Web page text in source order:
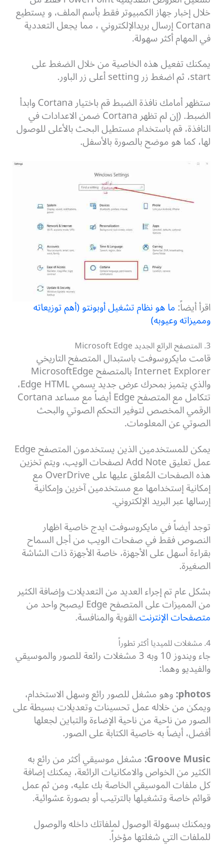
خلال إخبار جهاز الكمبيوتر فقط بأسم الملف، و يستطيع
Cortana إرسال بريدالإلكتروني ، مما يجعل التعددية
في المهام أكثر سهولة.
يمكنك تفعيل هذه الخاصية من خلال الضغط على
start، ثم اضغط زر setting أعلى زر الباور.
ستظهر أمامك نافذة الضبط قم باختيار Cortana وابدأ
الضبط. (إن لم تظهر Cortana ضمن الاعدادات في
النافذة، قم باستخدام مستطيل البحث بالأعلى للوصول
لها، كما هو موضح بالصورة بالأسفل.
اقرأ أيضاً:ما هو نظام تشغيل أوبونتو (أهم توزيعاته
ومميزاته وعيوبه)
3. المتصفح الرائع الجديد Microsoft Edge
قامت مايكروسوفت باستبدال المتصفح التاريخي
Internet Explorer بالمتصفح MicrosoftEdge
والذي يتميز بمحرك عرض جديد يسمي Edge HTML،
تتكامل مع المتصفح Edge أيضاً مع مساعد Cortana
الرقمي المخصص لتوفير التحكم الصوتي والبحث
الصوتي عن المعلومات.
يمكن للمستخدمين الذين يستخدمون المتصفح Edge
عمل تعليق Add Note لصفحات الويب، ويتم تخزين
هذه الصفحات المُعلق عليها على OverDrive مع
إمكانية إستخدامها مع مستخدمين آخرين وإمكانية
إرسالها عبر البريد الإلكتروني.
توجد أيضاً في مايكروسوفت ايدج خاصية اظهار
النصوص فقط في صفحات الويب من أجل السماح
بقراءة أسهل على الأجهزة، خاصة الأجهزة ذات الشاشة
الصغيرة.
بشكل عام تم إجراء العديد من التعديلات وإضافة الكثير
من المميزات على المتصفح Edge ليصبح واحد من
متصفحات الإنترنتالقوية والمنافسة.
4. مشغلات للميديا أكثر تطوراً
جاء ويندوز 10 وبه 3 مشغلات رائعة للصور والموسيقي
والفيديو وهما:
photos: وهو مشغل للصور رائع وسهل الاستخدام،
ويمكن من خلاله عمل تحسينات وتعديلات بسيطة على
الصور من ناحية من ناحية الإضاءة والتباين لجعلها
أفضل، أيضاً به خاصية الكتابة على الصور.
Groove Music: مشغل موسيقي أكثر من رائع به
الكثير من الخواص والامكانيات الرائعة، يمكنك إضافة
كل ملفات الموسيقي الخاصة بك عليه، ومن ثم عمل
قوائم خاصة وتشغيلها بالترتيب أو بصورة عشوائية.
ويمكنك بسهولة الوصول لملفاتك داخله والوصول
للملفات التي شغلتها مؤخراً.